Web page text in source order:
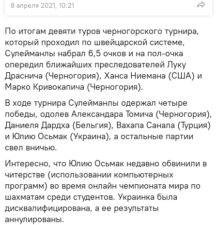
8 апреля 2021, 10:21
По итогам девяти туров черногорского турнира,
который проходил по швейцарской системе,
Сулейманлы набрал 6,5 очков и на пол-очка
опередил ближайших преследователей Луку
Драснича (Черногория), Ханса Ниемана (США) и
Марко Кривокапича (Черногория).
В ходе турнира Сулейманлы одержал четыре
победы, одолев Александара Томича (Черногория),
Даниеля Дардха (Бельгия), Вахапа Санала (Турция)
и Юлию Осьмак (Украина), а остальные партии
свел вничью.
Интересно, что Юлию Осьмак недавно обвинили в
читерстве (использовании компьютерных
программ) во время онлайн чемпионата мира по
шахматам среди студентов. Украинка была
дисквалифицирована, а ее результаты
аннулированы.